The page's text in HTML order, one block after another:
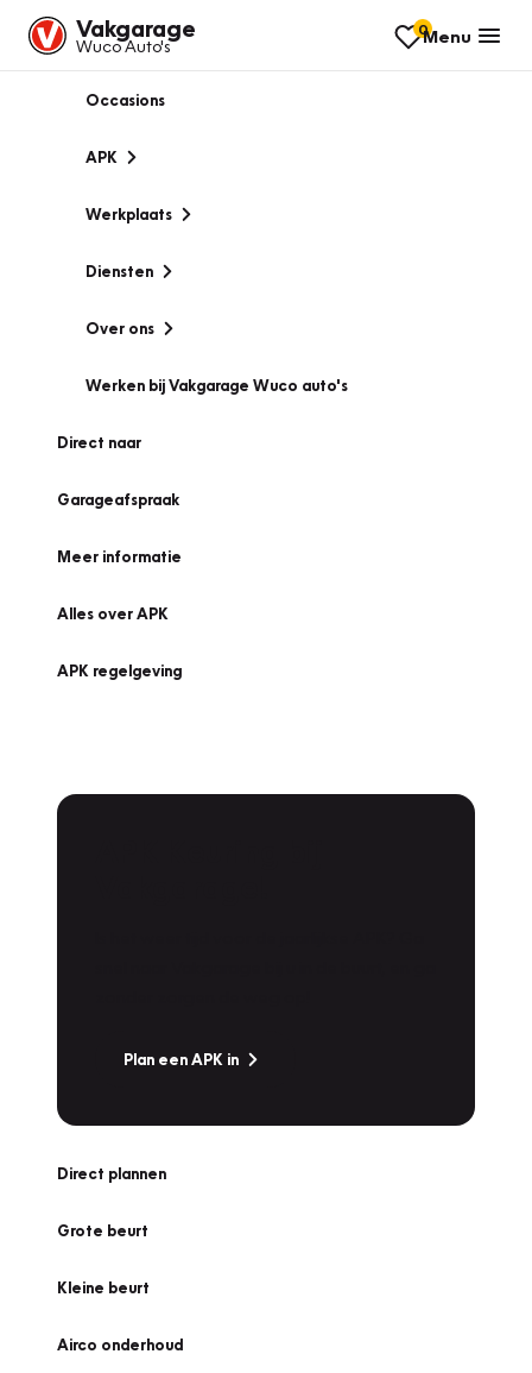
Vakgarage
Wuco Auto's
0Menu
Occasions
APK
Werkplaats
Diensten
Over ons
Werken bij Vakgarage Wuco auto's
Direct naar
Garageafspraak
Meer informatie
Alles over APK
APK regelgeving
Plan een APK in
Direct plannen
Grote beurt
Kleine beurt
Airco onderhoud